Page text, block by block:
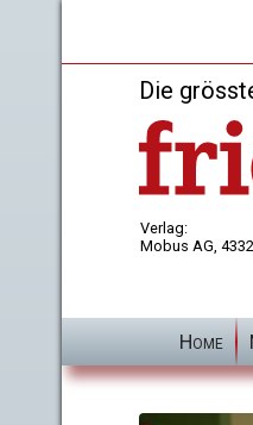
Die
Verlag:
Mobus AG,
Home